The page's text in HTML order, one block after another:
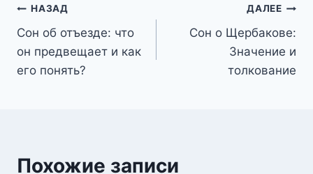
Навигация
по
записям
НАЗАД
Сон об отъезде: что
он предвещает и как
его понять?
ДАЛЕЕ
Сон о Щербакове:
Значение и
толкование
Похожие записи